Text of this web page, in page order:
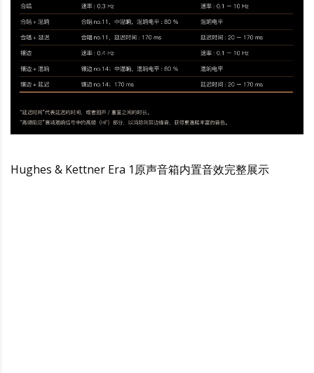
Hughes & Kettner Era 1原声音箱内置音效完整展示